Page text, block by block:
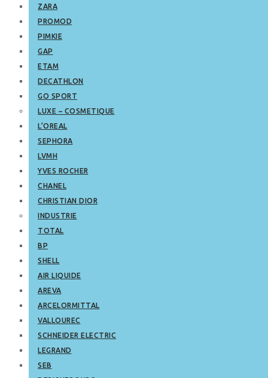
ZARA
PROMOD
PIMKIE
GAP
ETAM
DECATHLON
GO SPORT
LUXE – COSMETIQUE
L’OREAL
SEPHORA
LVMH
YVES ROCHER
CHANEL
CHRISTIAN DIOR
INDUSTRIE
TOTAL
BP
SHELL
AIR LIQUIDE
AREVA
ARCELORMITTAL
VALLOUREC
SCHNEIDER ELECTRIC
LEGRAND
SEB